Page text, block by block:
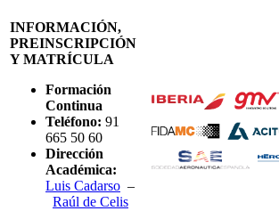
INFORMACIÓN,
PREINSCRIPCIÓN
Y MATRÍCULA
Formación
Continua
Teléfono: 91
665 50 60
Dirección
Académica:
Luis Cadarso –
Raúl de Celis